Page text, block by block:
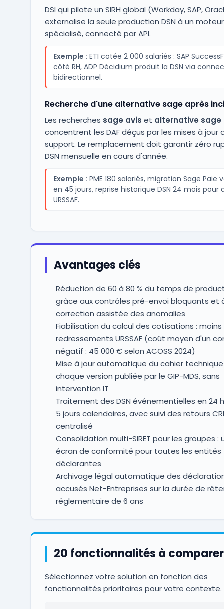
DSI qui pilote un SIRH global (Workday, SAP,
externalise la seule production DSN à un moteur
spécialisé, connecté par API.
Exemple : ETI cotée 2 000 salariés : SAP
côté RH, ADP Décidium produit la DSN via
bidirectionnel.
Recherche d'une alternative sage après
Les recherches sage avis et alternative sage
concentrent les DAF déçus par les mises à jour
support. Le remplacement doit garantir zéro
DSN mensuelle en cours d'année.
Exemple : PME 180 salariés, migration Sage Paie
en 45 jours, reprise historique DSN 24 mois pour
URSSAF.
Avantages clés
Réduction de 60 à 80 % du temps de
grâce aux contrôles pré-envoi bloquants et
correction assistée des anomalies
Fiabilisation du calcul des cotisations :
redressements URSSAF (coût moyen d'un
négatif : 45 000 € selon ACOSS 2024)
Mise à jour automatique du cahier technique
chaque version publiée par le GIP-MDS, sans
intervention IT
Traitement des DSN événementielles en 24
5 jours calendaires, avec suivi des retours
centralisé
Consolidation multi-SIRET pour les groupes :
écran de conformité pour toutes les entités
déclarantes
Archivage légal automatique des
accusés Net-Entreprises sur la durée de
réglementaire de 6 ans
20 fonctionnalités à comparer
Sélectionnez votre solution en fonction des
fonctionnalités prioritaires pour votre contexte.